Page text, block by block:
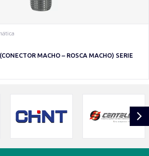
MACHO – ROSCA MACHO) SERIE